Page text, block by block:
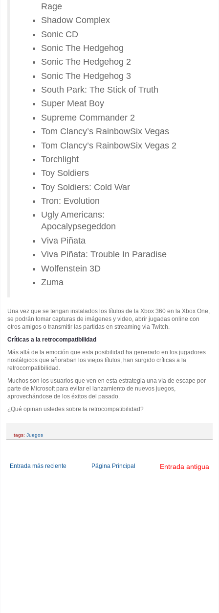
Rage
Shadow Complex
Sonic CD
Sonic The Hedgehog
Sonic The Hedgehog 2
Sonic The Hedgehog 3
South Park: The Stick of Truth
Super Meat Boy
Supreme Commander 2
Tom Clancy’s RainbowSix Vegas
Tom Clancy’s RainbowSix Vegas 2
Torchlight
Toy Soldiers
Toy Soldiers: Cold War
Tron: Evolution
Ugly Americans:
Apocalypsegeddon
Viva Piñata
Viva Piñata: Trouble In Paradise
Wolfenstein 3D
Zuma
Una vez que se tengan instalados los títulos de la Xbox 360 en la Xbox One,
se podrán tomar capturas de imágenes y video, abrir jugadas online con
otros amigos o transmitir las partidas en streaming via Twitch.
Críticas a la retrocompatibilidad
Más allá de la emoción que esta posibilidad ha generado en los jugadores
nostálgicos que añoraban los viejos títulos, han surgido críticas a la
retrocompatibilidad.
Muchos son los usuarios que ven en esta estrategia una vía de escape por
parte de Microsoft para evitar el lanzamiento de nuevos juegos,
aprovechándose de los éxitos del pasado.
¿Qué opinan ustedes sobre la retrocompatibilidad?
tags: Juegos
Entrada más reciente Entrada antigua
Página Principal